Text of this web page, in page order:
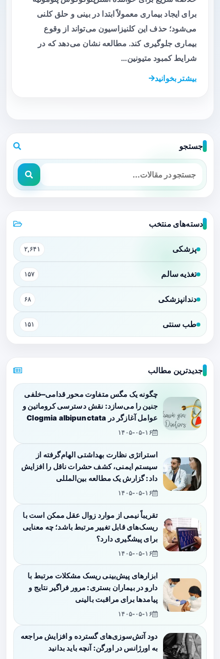
برای ایجاد بیماری معمولاً ابتدا در بینی و حلق کلنی
می‌شود؛ حذف این کلنیزاسیون می‌تواند از وقوع
بیماری جلوگیری کند. مطالعه نشان می‌دهد که در
شرایط کمبود متیونین…
بیشتر بخوانید
جستجو
دسته‌های منتخب
پزشکی ۲,۶۴۱
تغذیه سالم ۱۵۷
دندانپزشکی ۶۸
طب سنتی ۱۵۱
جدیدترین مطالب
چگونه یک مگس متفاوت محور قدامی–خلفی
جنین را می‌سازد: نقش دسترسی کروماتین و
عوامل آغازگر در Clogmia albipunctata
۱۴۰۵-۰۵-۱۶
استراتژی نظارت بهداشتی الهام‌گرفته از
سیستم ایمنی، کشف حشرات ناقل را افزایش
داد: گزارش یک مطالعه بین‌المللی
۱۴۰۵-۰۵-۱۶
تقریباً نیمی از موارد زوال عقل ممکن است با
ریسک‌های قابل تغییر مرتبط باشد؛ چه معنایی
برای پیشگیری دارد؟
۱۴۰۵-۰۵-۱۶
ابزارهای پیش‌بینی ریسک مشکلات مرتبط با
دارو در بیماران بستری: مرور فراگیر نتایج و
پیامدها برای مراقبت بالینی
۱۴۰۵-۰۵-۱۶
دود آتش‌سوزی‌های گسترده و افزایش مراجعه
به اورژانس در اورگن: آنچه باید بدانید